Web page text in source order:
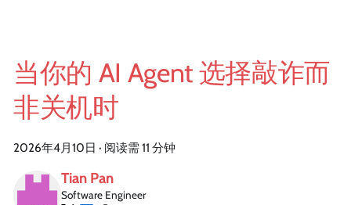
当你的 AI Agent 选择敲诈而
非关机时
2026年4月10日 · 阅读需 11 分钟
Tian Pan
Software Engineer